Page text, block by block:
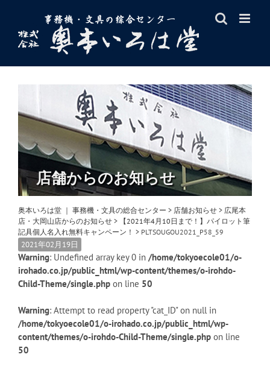
content
店舗からのお知らせ
奥本いろは堂 ｜ 事務機・文具の総合センター > 店舗お知らせ > 広尾本
店・大岡山店からのお知らせ >
【2021年4月10日まで！】パイロット筆
記具個人名入れ無料キャンペーン！ > PLTSOUGOU2021_P58_59
2021年02月19日
Warning: Undefined array key 0 in /home/tokyoecole01/o-
irohado.co.jp/public_html/wp-content/themes/o-irohdo-
Child-Theme/single.php on line 50
Warning: Attempt to read property "cat_ID" on null in
/home/tokyoecole01/o-irohado.co.jp/public_html/wp-
content/themes/o-irohdo-Child-Theme/single.php on line
50